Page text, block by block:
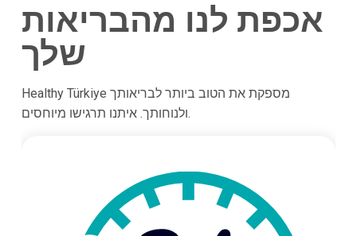
אכפת לנו מהבריאות
שלך
Healthy Türkiye מספקת את הטוב ביותר לבריאותך
ולנוחותך. איתנו תרגישו מיוחסים.